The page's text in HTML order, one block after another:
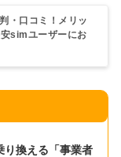
・口コミ！メリッ
安simユーザーにお
換える「事業者